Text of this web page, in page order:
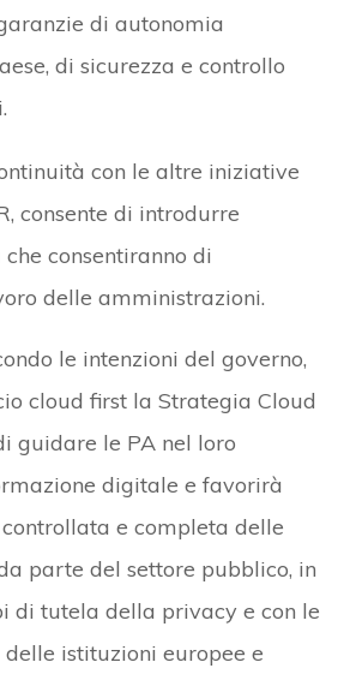
di autonomia
di sicurezza e controllo
con le altre iniziative
consente di introdurre
consentiranno di
delle amministrazioni.
le intenzioni del governo,
cloud first la Strategia Cloud
guidare le PA nel loro
digitale e favorirà
controllata e completa delle
parte del settore pubblico, in
di tutela della privacy e con le
istituzioni europee e